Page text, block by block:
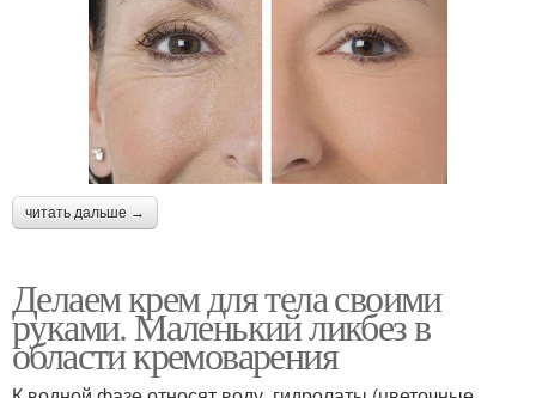
читать дальше →
Делаем крем для тела своими
руками. Маленький ликбез в
области кремоварения